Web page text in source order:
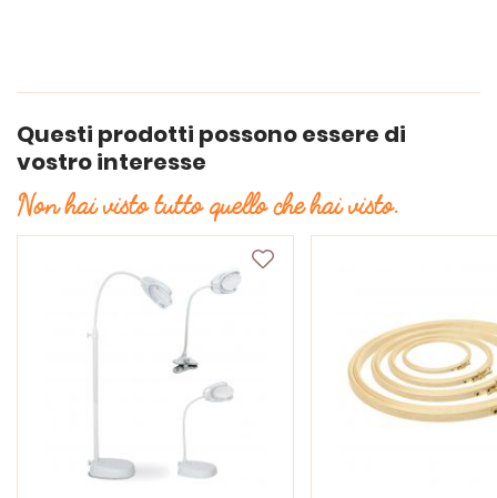
Questi prodotti possono essere di
vostro interesse
Non hai visto tutto quello che hai visto.